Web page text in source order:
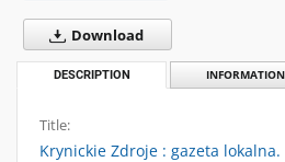
Download
DESCRIPTION INFORMATION
Title:
Krynickie Zdroje : gazeta